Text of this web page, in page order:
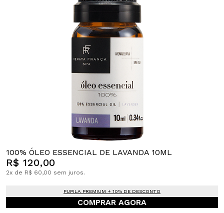
100% ÓLEO ESSENCIAL DE LAVANDA 10ML
R$ 120,00
2x de R$ 60,00 sem juros.
PUPILA PREMIUM + 10% DE DESCONTO
COMPRAR AGORA